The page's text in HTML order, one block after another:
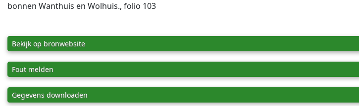
bonnen Wanthuis en Wolhuis., folio 103
Bekijk op bronwebsite
Fout melden
Gegevens downloaden